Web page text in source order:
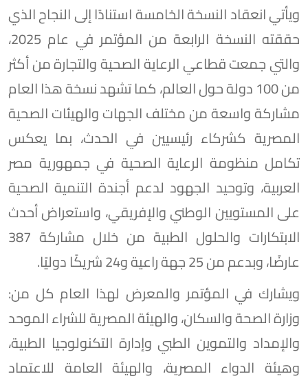
ويأتي انعقاد النسخة الخامسة استنادًا إلى النجاح الذي
حققته النسخة الرابعة من المؤتمر في عام 2025،
والتي جمعت قطاعي الرعاية الصحية والتجارة من أكثر
من 100 دولة حول العالم، كما تشهد نسخة هذا العام
مشاركة واسعة من مختلف الجهات والهيئات الصحية
المصرية كشركاء رئيسيين في الحدث، بما يعكس
تكامل منظومة الرعاية الصحية في جمهورية مصر
العربية، وتوحيد الجهود لدعم أجندة التنمية الصحية
على المستويين الوطني والإفريقي، واستعراض أحدث
الابتكارات والحلول الطبية من خلال مشاركة 387
عارضًا، وبدعم من 25 جهة راعية و24 شريكًا دوليًا.
ويشارك في المؤتمر والمعرض لهذا العام كل من:
وزارة الصحة والسكان، والهيئة المصرية للشراء الموحد
والإمداد والتموين الطبي وإدارة التكنولوجيا الطبية،
وهيئة الدواء المصرية، والهيئة العامة للاعتماد